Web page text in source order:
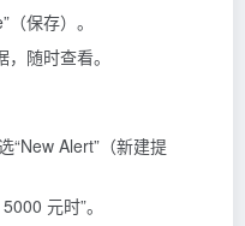
保存）。
随时查看。
“New Alert”（新建提
元时”。